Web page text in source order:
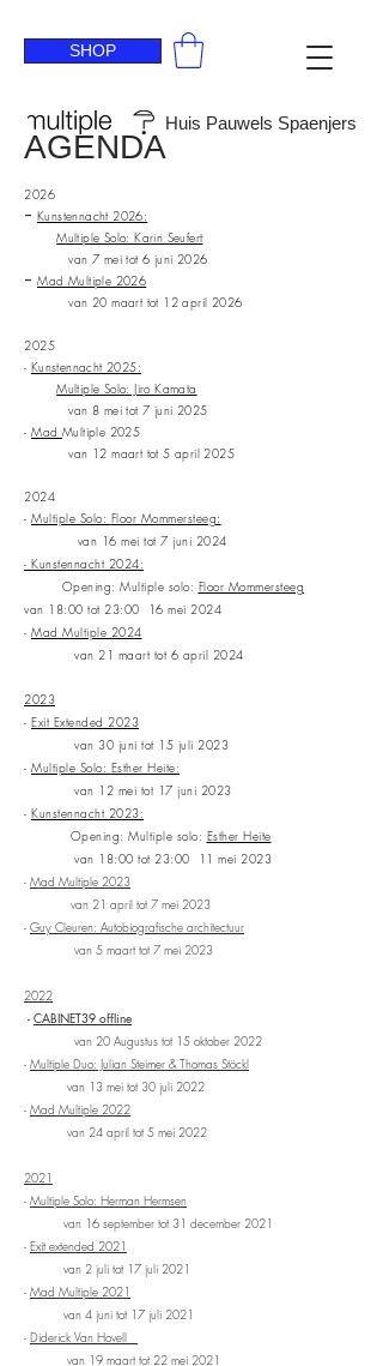
SHOP
Huis Pauwels Spaenjers
AGENDA
2026
- Kunstennacht 2026:
Multiple Solo: Karin Seufert
van 7 mei tot 6 juni 2026
- Mad Multiple 2026
van 20 maart tot 12 april 2026
2025
- Kunstennacht 2025:
Multiple Solo: Jiro Kamata
van 8 mei tot 7 juni 2025
- Mad Multiple 2025
van 12 maart tot 5 april 2025
2024
- Multiple Solo: Floor Mommersteeg:
van 16 mei tot 7 juni 2024
- Kunstennacht 2024:
Opening: Multiple solo: Floor Mommersteeg
van 18:00 tot 23:00 16 mei 2024
- Mad Multiple 2024
van 21 maart tot 6 april 2024
2023
- Exit Extended 2023
van 30 juni tot 15 juli 2023
- Multiple Solo: Esther Heite:
van 12 mei tot 17 juni 2023
- Kunstennacht 2023:
Opening: Multiple solo: Esther Heite
van 18:00 tot 23:00 11 mei 2023
- Mad Multiple 2023
van 21 april tot 7 mei 2023
- Guy Cleuren: Autobiografische architectuur
van 5 maart tot 7 mei 2023
2022
- CABINET39 offline
van 20 Augustus tot 15 oktober 2022
- Multiple Duo: Julian Steimer & Thomas Stöckl
van 13 mei tot 30 juli 2022
- Mad Multiple 2022
van 24 april tot 5 mei 2022
2021
- Multiple Solo: Herman Hermsen
van 16 september tot 31 december 2021
- Exit extended 2021
van 2 juli tot 17 juli 2021
- Mad Multiple 2021
van 4 juni tot 17 juli 2021
- Diderick Van Hovell
van 19 maart tot 22 mei 2021